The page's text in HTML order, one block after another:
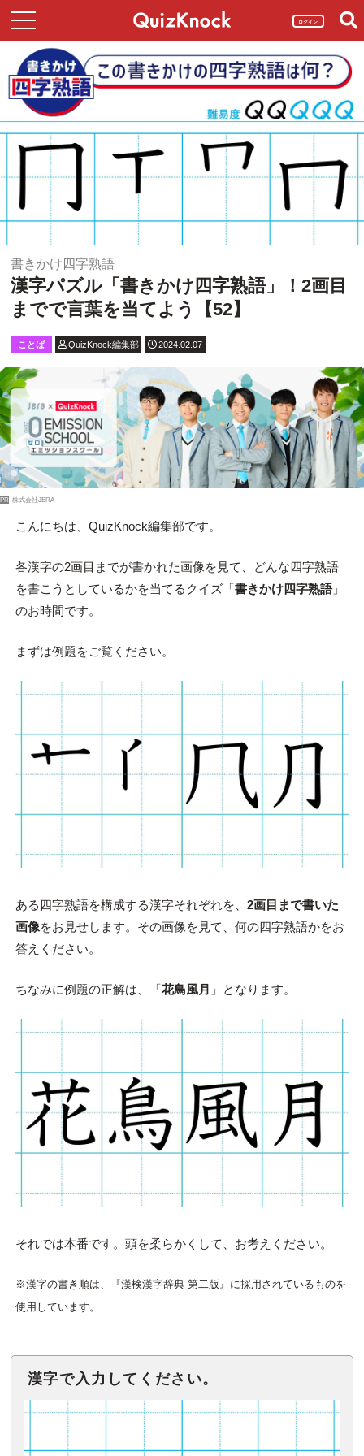
ログイン
書きかけ四字熟語
漢字パズル「書きかけ四字熟語」！2画目
までで言葉を当てよう【52】
ことば QuizKnock編集部 2024.02.07
PR 株式会社JERA
こんにちは、QuizKnock編集部です。
各漢字の2画目までが書かれた画像を見て、どんな四字熟語
を書こうとしているかを当てるクイズ「書きかけ四字熟語」
のお時間です。
まずは例題をご覧ください。
ある四字熟語を構成する漢字それぞれを、 2画目まで書いた
画像をお見せします。その画像を見て、何の四字熟語かをお
答えください。
ちなみに例題の正解は、「花鳥風月 」となります。
それでは本番です。頭を柔らかくして、お考えください。
※漢字の書き順は、『漢検漢字辞典 第二版』に採用されているものを
使用しています。
漢字で入力してください。